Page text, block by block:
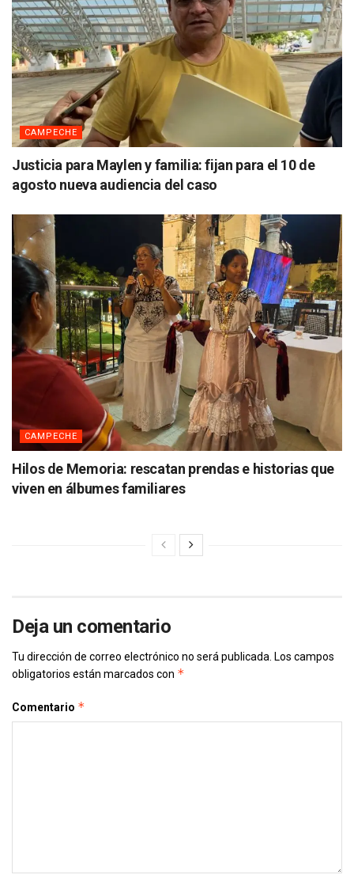
CAMPECHE
Justicia para Maylen y familia: fijan para el 10 de
agosto nueva audiencia del caso
CAMPECHE
Hilos de Memoria: rescatan prendas e historias que
viven en álbumes familiares
Deja un comentario
Tu dirección de correo electrónico no será publicada. Los campos
obligatorios están marcados con *
Comentario *